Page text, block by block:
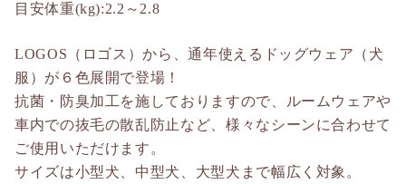
目安体重(kg):2.2～2.8
LOGOS（ロゴス）から、通年使えるドッグウェア（犬
服）が６色展開で登場！
抗菌・防臭加工を施しておりますので、ルームウェアや
車内での抜毛の散乱防止など、様々なシーンに合わせて
ご使用いただけます。
サイズは小型犬、中型犬、大型犬まで幅広く対象。